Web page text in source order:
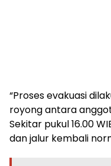
“Proses evakuasi
royong antara
Sekitar pukul 16.00
dan jalur kembali